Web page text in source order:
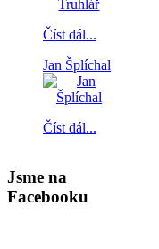
Číst dál...
Jan Šplíchal
Číst dál...
Jsme na
Facebooku